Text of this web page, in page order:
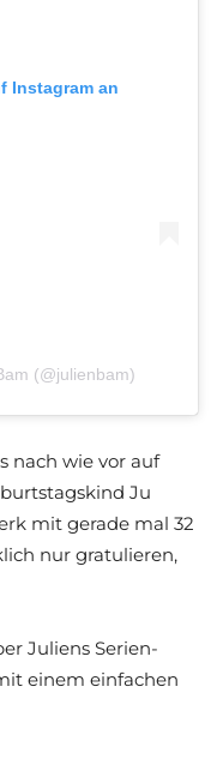
Instagram an
(@julienbam)
nach wie vor auf
Ju
mit gerade mal 32
nur gratulieren,
Juliens Serien-
einem einfachen